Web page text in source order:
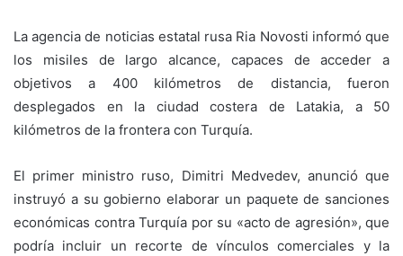
La agencia de noticias estatal rusa Ria Novosti informó que
los misiles de largo alcance, capaces de acceder a
objetivos a 400 kilómetros de distancia, fueron
desplegados en la ciudad costera de Latakia, a 50
kilómetros de la frontera con Turquía.
El primer ministro ruso, Dimitri Medvedev, anunció que
instruyó a su gobierno elaborar un paquete de sanciones
económicas contra Turquía por su «acto de agresión», que
podría incluir un recorte de vínculos comerciales y la